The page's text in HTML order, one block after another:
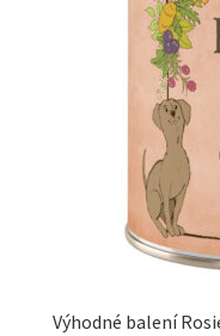
Výhodné balení